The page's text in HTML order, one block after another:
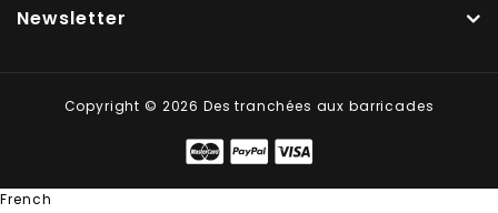
Newsletter
Copyright © 2026 Des tranchées aux barricades
French